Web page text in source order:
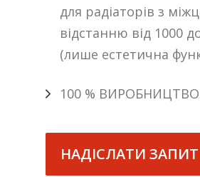
для радіаторів з
відстанню від 1000
(лише естетична
100 % ВИРОБНИЦТВО
НАДІСЛАТИ ЗАПИТ